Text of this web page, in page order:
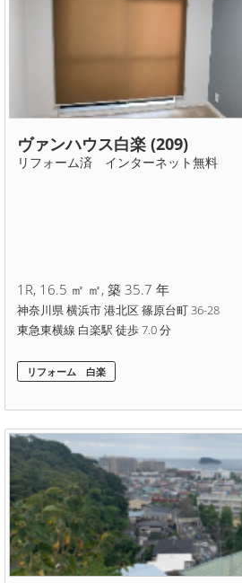
ヴァンハウス白楽 (209)
リフォーム済 インターネット無料
1R, 16.5 ㎡ ㎡, 築 35.7 年
神奈川県 横浜市 港北区 篠原台町 36-28
東急東横線 白楽駅 徒歩 7.0 分
リフォーム 白楽